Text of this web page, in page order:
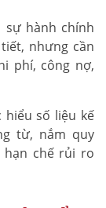
sự hành chính
nhưng cần
phí, công nợ,
hiểu số liệu kế
từ, nắm quy
hạn chế rủi ro